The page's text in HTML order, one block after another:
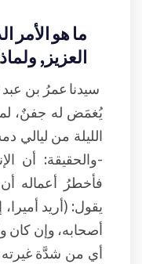
ما هو الأمر
العزيز,
سيدنا عمرُ بن عبد
يُغمَض له جفنٌ،
الليلة من ليالي
-والحقيقة: أن
فأخطرُ أعماله
يقول: (أريد
أصحابه، وإن كان
أي من شدَّة